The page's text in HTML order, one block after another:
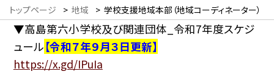
トップページ > 地域 > 学校支援地域本部（地域コーディネーター）
▼高島第六小学校及び関連団体_令和7年度スケジ
ュール 【令和７年９月３日更新】
https://x.gd/IPuIa